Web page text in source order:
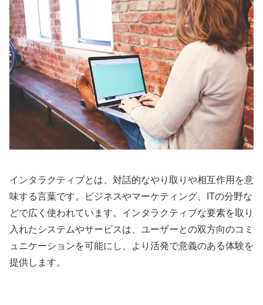
インタラクティブとは、対話的なやり取りや相互作用を意
味する言葉です。ビジネスやマーケティング、ITの分野な
どで広く使われています。インタラクティブな要素を取り
入れたシステムやサービスは、ユーザーとの双方向のコミ
ュニケーションを可能にし、より活発で意義のある体験を
提供します。